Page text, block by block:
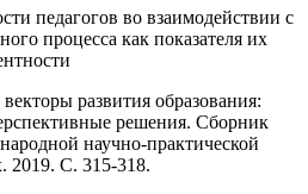
педагогов во взаимодействии с
процесса как показателя их
развития образования:
решения. Сборник
научно-практической
2019. С. 315-318.